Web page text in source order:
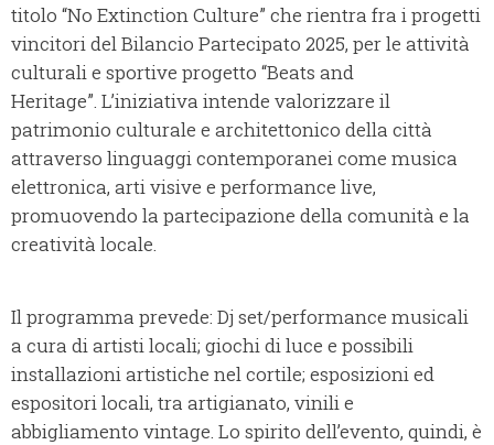
titolo “No Extinction Culture” che rientra fra i progetti
vincitori del Bilancio Partecipato 2025, per le attività
culturali e sportive progetto “Beats and
Heritage”. L’iniziativa intende valorizzare il
patrimonio culturale e architettonico della città
attraverso linguaggi contemporanei come musica
elettronica, arti visive e performance live,
promuovendo la partecipazione della comunità e la
creatività locale.
Il programma prevede: Dj set/performance musicali
a cura di artisti locali; giochi di luce e possibili
installazioni artistiche nel cortile; esposizioni ed
espositori locali, tra artigianato, vinili e
abbigliamento vintage. Lo spirito dell’evento, quindi, è